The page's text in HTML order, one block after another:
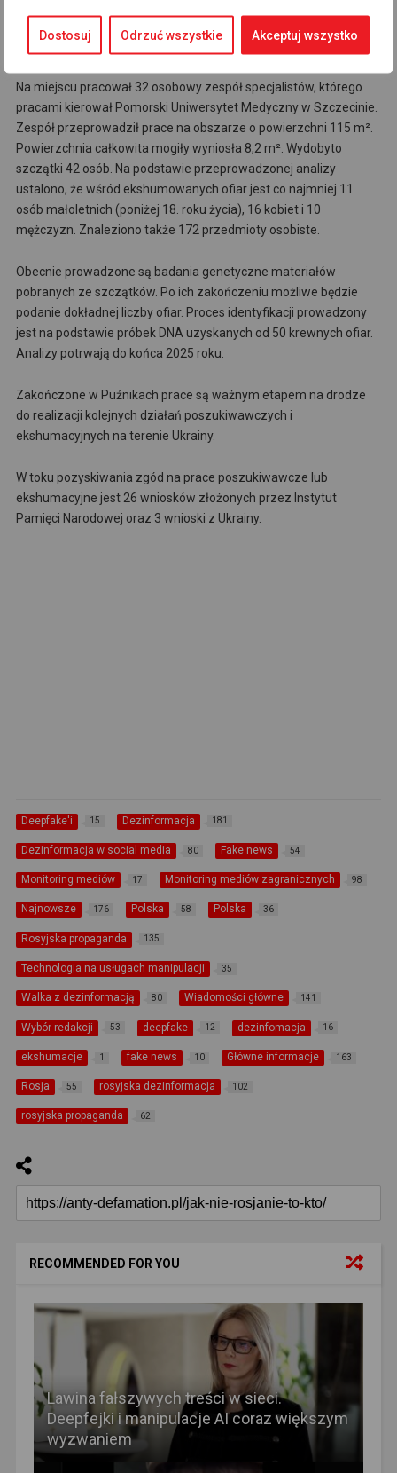
Dostosuj Odrzuć wszystkie Akceptuj wszystko
budżetu Ministerstwa Kultury i Dziedzictwa Narodowego.
Na miejscu pracował 32 osobowy zespół specjalistów, którego
pracami kierował Pomorski Uniwersytet Medyczny w Szczecinie.
Zespół przeprowadził prace na obszarze o powierzchni 115 m².
Powierzchnia całkowita mogiły wyniosła 8,2 m². Wydobyto
szczątki 42 osób. Na podstawie przeprowadzonej analizy
ustalono, że wśród ekshumowanych ofiar jest co najmniej 11
osób małoletnich (poniżej 18. roku życia), 16 kobiet i 10
mężczyzn. Znaleziono także 172 przedmioty osobiste.
Obecnie prowadzone są badania genetyczne materiałów
pobranych ze szczątków. Po ich zakończeniu możliwe będzie
podanie dokładnej liczby ofiar. Proces identyfikacji prowadzony
jest na podstawie próbek DNA uzyskanych od 50 krewnych ofiar.
Analizy potrwają do końca 2025 roku.
Zakończone w Puźnikach prace są ważnym etapem na drodze
do realizacji kolejnych działań poszukiwawczych i
ekshumacyjnych na terenie Ukrainy.
W toku pozyskiwania zgód na prace poszukiwawcze lub
ekshumacyjne jest 26 wniosków złożonych przez Instytut
Pamięci Narodowej oraz 3 wnioski z Ukrainy.
Deepfake'i 15 Dezinformacja 181
Dezinformacja w social media 80 Fake news 54
Monitoring mediów 17 Monitoring mediów zagranicznych 98
Najnowsze 176 Polska 58 Polska 36
Rosyjska propaganda 135
Technologia na usługach manipulacji 35
Walka z dezinformacją 80 Wiadomości główne 141
Wybór redakcji 53 deepfake 12 dezinfomacja 16
ekshumacje 1 fake news 10 Główne informacje 163
Rosja 55 rosyjska dezinformacja 102
rosyjska propaganda 62
RECOMMENDED FOR YOU
Lawina fałszywych treści w sieci.
Deepfejki i manipulacje AI coraz większym
wyzwaniem